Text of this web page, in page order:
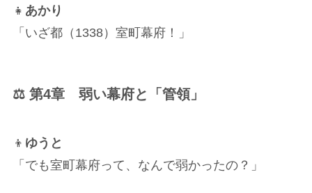
👧 あかり
「いざ都（1338）室町幕府！」
⚖ 第4章 弱い幕府と「管領」
👦 ゆうと
「でも室町幕府って、なんで弱かったの？」